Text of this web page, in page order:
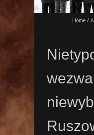
Home /